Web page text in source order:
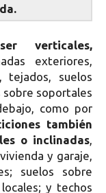
verticales,
exteriores,
tejados, suelos
soportales
como por
también
o inclinadas,
y garaje,
suelos sobre
y techos